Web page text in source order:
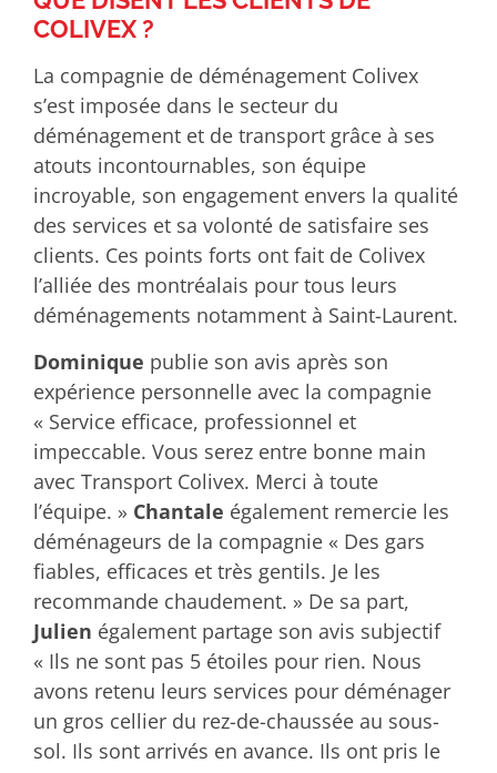
COLIVEX ?
La compagnie de déménagement Colivex
s’est imposée dans le secteur du
déménagement et de transport grâce à ses
atouts incontournables, son équipe
incroyable, son engagement envers la qualité
des services et sa volonté de satisfaire ses
clients. Ces points forts ont fait de Colivex
l’alliée des montréalais pour tous leurs
déménagements notamment à Saint-Laurent.
Dominique publie son avis après son
expérience personnelle avec la compagnie
« Service efficace, professionnel et
impeccable. Vous serez entre bonne main
avec Transport Colivex. Merci à toute
l’équipe. » Chantale également remercie les
déménageurs de la compagnie « Des gars
fiables, efficaces et très gentils. Je les
recommande chaudement. » De sa part,
Julien également partage son avis subjectif
« Ils ne sont pas 5 étoiles pour rien. Nous
avons retenu leurs services pour déménager
un gros cellier du rez-de-chaussée au sous-
sol. Ils sont arrivés en avance. Ils ont pris le